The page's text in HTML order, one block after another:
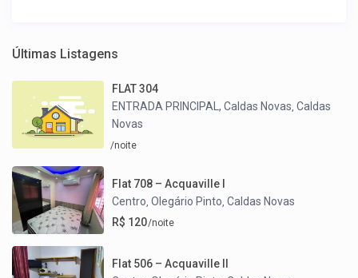
Últimas Listagens
FLAT 304
ENTRADA PRINCIPAL, Caldas Novas,Caldas
Novas
/noite
Flat 708 – Acquaville I
Centro ,Olegário Pinto ,Caldas Novas
R$ 120/noite
Flat 506 – Acquaville II